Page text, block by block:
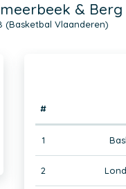
& Berg
(Basketbal Vlaanderen)
#
1
2